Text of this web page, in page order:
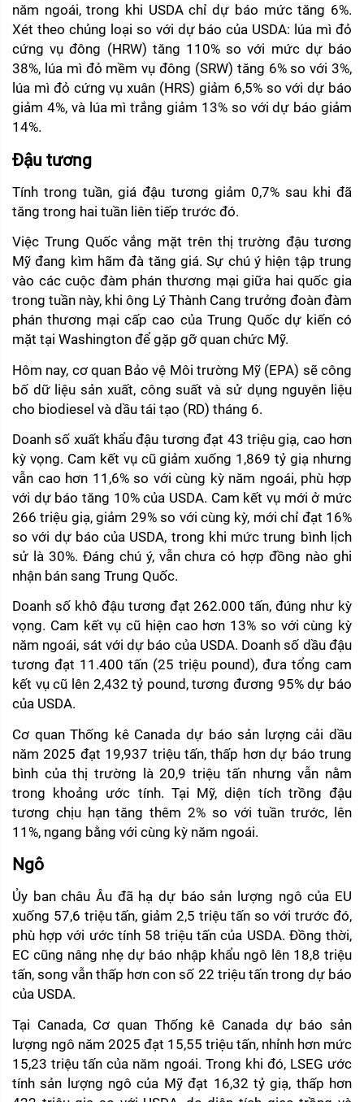
năm ngoái, trong khi USDA chỉ dự báo mức tăng 6%.
Xét theo chủng loại so với dự báo của USDA: lúa mì đỏ
cứng vụ đông (HRW) tăng 110% so với mức dự báo
38%, lúa mì đỏ mềm vụ đông (SRW) tăng 6% so với 3%,
lúa mì đỏ cứng vụ xuân (HRS) giảm 6,5% so với dự báo
giảm 4%, và lúa mì trắng giảm 13% so với dự báo giảm
14%.
Đậu tương
Tính trong tuần, giá đậu tương giảm 0,7% sau khi đã
tăng trong hai tuần liên tiếp trước đó.
Việc Trung Quốc vắng mặt trên thị trường đậu tương
Mỹ đang kìm hãm đà tăng giá. Sự chú ý hiện tập trung
vào các cuộc đàm phán thương mại giữa hai quốc gia
trong tuần này, khi ông Lý Thành Cang trưởng đoàn đàm
phán thương mại cấp cao của Trung Quốc dự kiến có
mặt tại Washington để gặp gỡ quan chức Mỹ.
Hôm nay, cơ quan Bảo vệ Môi trường Mỹ (EPA) sẽ công
bố dữ liệu sản xuất, công suất và sử dụng nguyên liệu
cho biodiesel và dầu tái tạo (RD) tháng 6.
Doanh số xuất khẩu đậu tương đạt 43 triệu giạ, cao hơn
kỳ vọng. Cam kết vụ cũ giảm xuống 1,869 tỷ giạ nhưng
vẫn cao hơn 11,6% so với cùng kỳ năm ngoái, phù hợp
với dự báo tăng 10% của USDA. Cam kết vụ mới ở mức
266 triệu giạ, giảm 29% so với cùng kỳ, mới chỉ đạt 16%
so với dự báo của USDA, trong khi mức trung bình lịch
sử là 30%. Đáng chú ý, vẫn chưa có hợp đồng nào ghi
nhận bán sang Trung Quốc.
Doanh số khô đậu tương đạt 262.000 tấn, đúng như kỳ
vọng. Cam kết vụ cũ hiện cao hơn 13% so với cùng kỳ
năm ngoái, sát với dự báo của USDA. Doanh số dầu đậu
tương đạt 11.400 tấn (25 triệu pound), đưa tổng cam
kết vụ cũ lên 2,432 tỷ pound, tương đương 95% dự báo
của USDA.
Cơ quan Thống kê Canada dự báo sản lượng cải dầu
năm 2025 đạt 19,937 triệu tấn, thấp hơn dự báo trung
bình của thị trường là 20,9 triệu tấn nhưng vẫn nằm
trong khoảng ước tính. Tại Mỹ, diện tích trồng đậu
tương chịu hạn tăng thêm 2% so với tuần trước, lên
11%, ngang bằng với cùng kỳ năm ngoái.
Ngô
Ủy ban châu Âu đã hạ dự báo sản lượng ngô của EU
xuống 57,6 triệu tấn, giảm 2,5 triệu tấn so với trước đó,
phù hợp với ước tính 58 triệu tấn của USDA. Đồng thời,
EC cũng nâng nhẹ dự báo nhập khẩu ngô lên 18,8 triệu
tấn, song vẫn thấp hơn con số 22 triệu tấn trong dự báo
của USDA.
Tại Canada, Cơ quan Thống kê Canada dự báo sản
lượng ngô năm 2025 đạt 15,55 triệu tấn, nhỉnh hơn mức
15,23 triệu tấn của năm ngoái. Trong khi đó, LSEG ước
tính sản lượng ngô của Mỹ đạt 16,32 tỷ giạ, thấp hơn